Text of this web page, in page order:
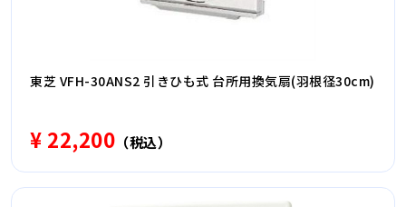
東芝 VFH-30ANS2 引きひも式 台所用換気扇(羽根径30cm)
¥ 22,200 （税込）